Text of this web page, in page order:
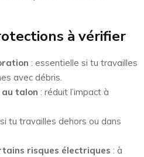
à vérifier
: essentielle si tu travailles
avec débris.
au talon : réduit l’impact à
tu travailles dehors ou dans
risques électriques : à